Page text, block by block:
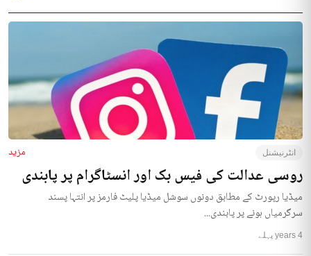
انٹرنیشنل مزید
روسی عدالت کی فیس بک اور انسٹاگرام پر پابندی
میڈیا رپورٹ کے مطابق دونوں سوشل میڈیا پلیٹ فارمز پر انتہا پسند
سرگرمیاں ہونے پر پابندی...
4 years پہلے